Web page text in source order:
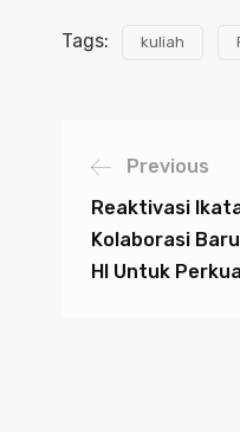
Tags: kuliah
Previous
Reaktivasi
Kolaborasi
HI Untuk